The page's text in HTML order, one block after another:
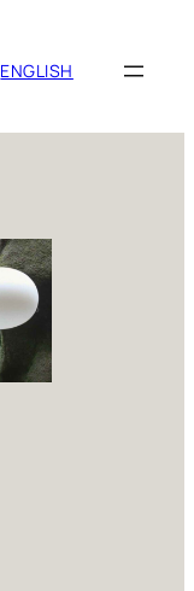
ENGLISH